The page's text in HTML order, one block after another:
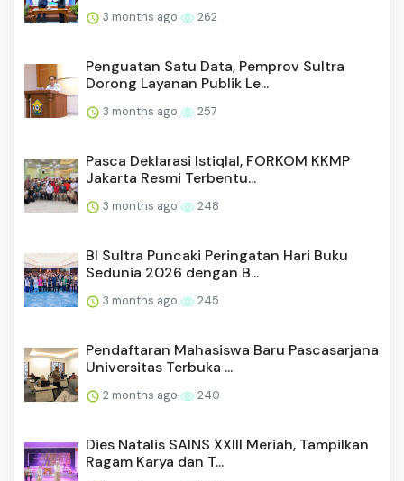
3 months ago 262
Penguatan Satu Data, Pemprov Sultra
Dorong Layanan Publik Le...
3 months ago 257
Pasca Deklarasi Istiqlal, FORKOM KKMP
Jakarta Resmi Terbentu...
3 months ago 248
BI Sultra Puncaki Peringatan Hari Buku
Sedunia 2026 dengan B...
3 months ago 245
Pendaftaran Mahasiswa Baru Pascasarjana
Universitas Terbuka ...
2 months ago 240
Dies Natalis SAINS XXIII Meriah, Tampilkan
Ragam Karya dan T...